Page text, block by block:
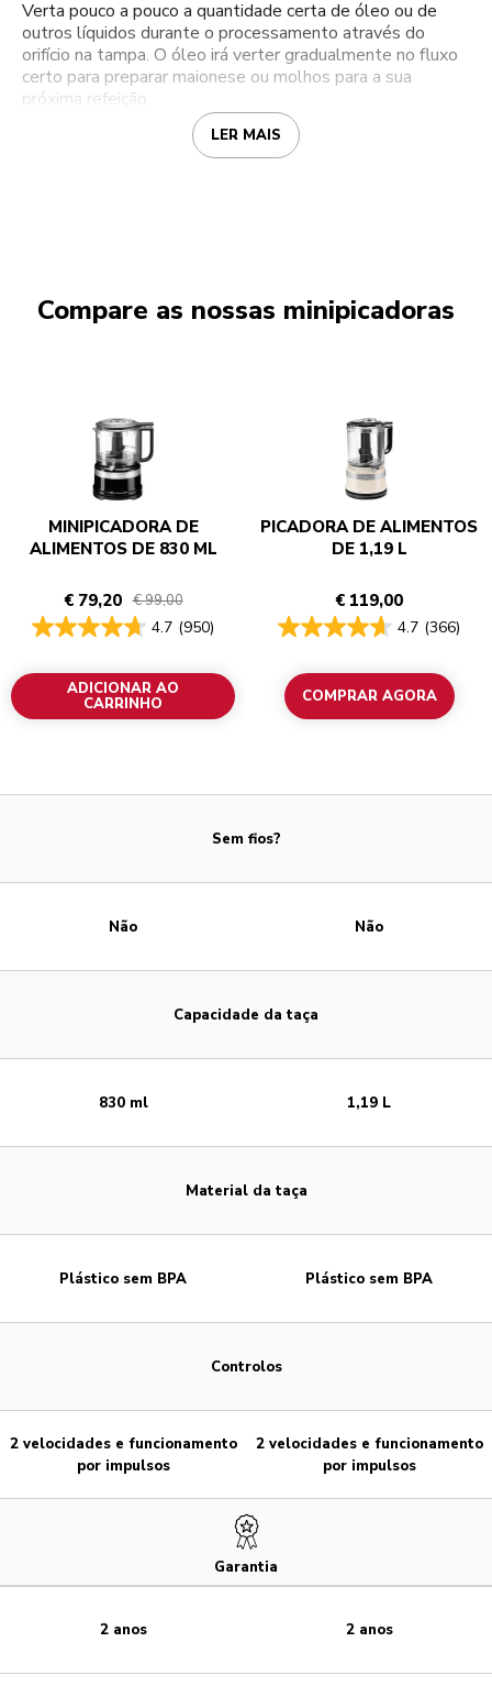
Verta pouco a pouco a quantidade certa de óleo ou de
outros líquidos durante o processamento através do
orifício na tampa. O óleo irá verter gradualmente no fluxo
certo para preparar maionese ou molhos para a sua
próxima refeição.
LER MAIS
Compare as nossas minipicadoras
MINIPICADORA DE
ALIMENTOS DE 830 ML
€ 79,20 € 99,00
4.7 (950)
ADICIONAR AO
CARRINHO
PICADORA DE ALIMENTOS
DE 1,19 L
€ 119,00
4.7 (366)
COMPRAR AGORA
Sem fios?
Capacidade da taça
Material da taça
Controlos
Garantia
Não
830 ml
Plástico sem BPA
2 velocidades e funcionamento
por impulsos
2 anos
Não
1,19 L
Plástico sem BPA
2 velocidades e funcionamento
por impulsos
2 anos